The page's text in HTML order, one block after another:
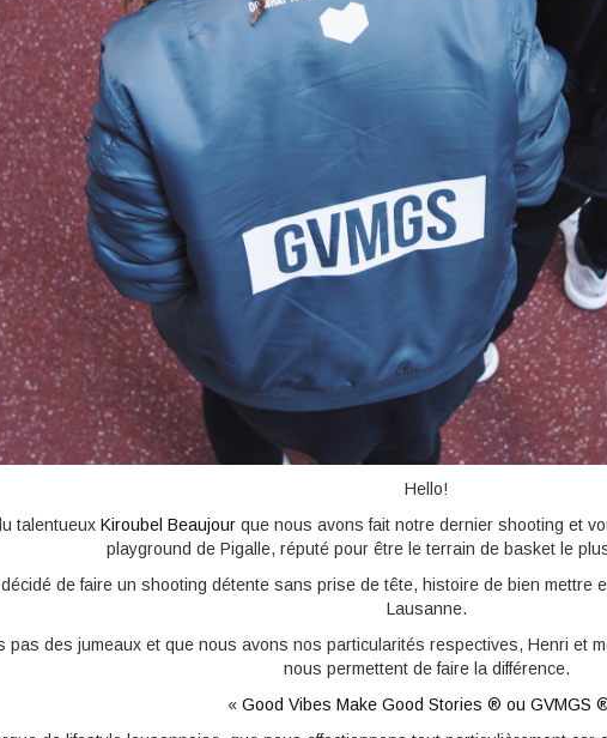
Hello!
talentueux Kiroubel Beaujour que nous avons fait notre dernier shooting et
playground de Pigalle, réputé pour être le terrain de basket le
de faire un shooting détente sans prise de tête, histoire de bien mettre
Lausanne.
pas des jumeaux et que nous avons nos particularités respectives, Henri et
nous permettent de faire la différence.
« Good Vibes Make Good Stories ® ou GVMGS